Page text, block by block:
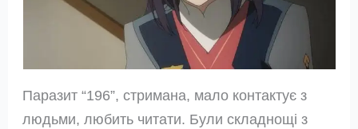
Паразит “196”, стримана, мало контактує з
людьми, любить читати. Були складнощі з